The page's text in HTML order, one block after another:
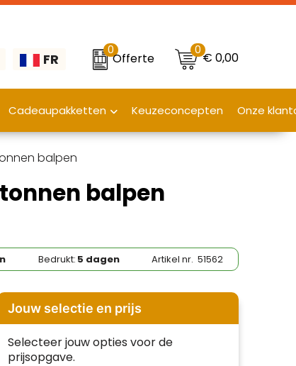
FR
0
Offerte
0€ 0,00
Cadeaupakketten Keuzeconcepten Onze
balpen
balpen
Bedrukt: 5 dagen Artikel nr.51562
Jouw selectie en prijs
Selecteer jouw opties voor de
prijsopgave.